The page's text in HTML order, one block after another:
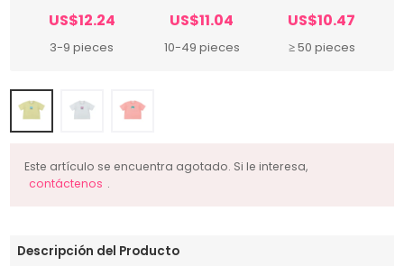
US$12.24
3-9 pieces
US$11.04
10-49 pieces
US$10.47
≥ 50 pieces
Este artículo se encuentra agotado. Si le interesa,
contáctenos .
Descripción del Producto